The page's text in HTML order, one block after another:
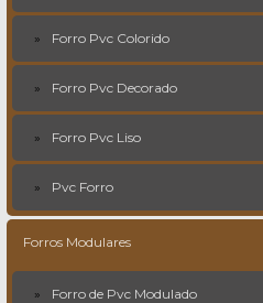
Forro Pvc Colorido
Forro Pvc Decorado
Forro Pvc Liso
Pvc Forro
Forros Modulares
Forro de Pvc Modulado